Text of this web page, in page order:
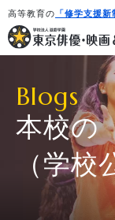
高等教育の 「修学支援新
学校紹介・教育
Blogs
本校の
（学